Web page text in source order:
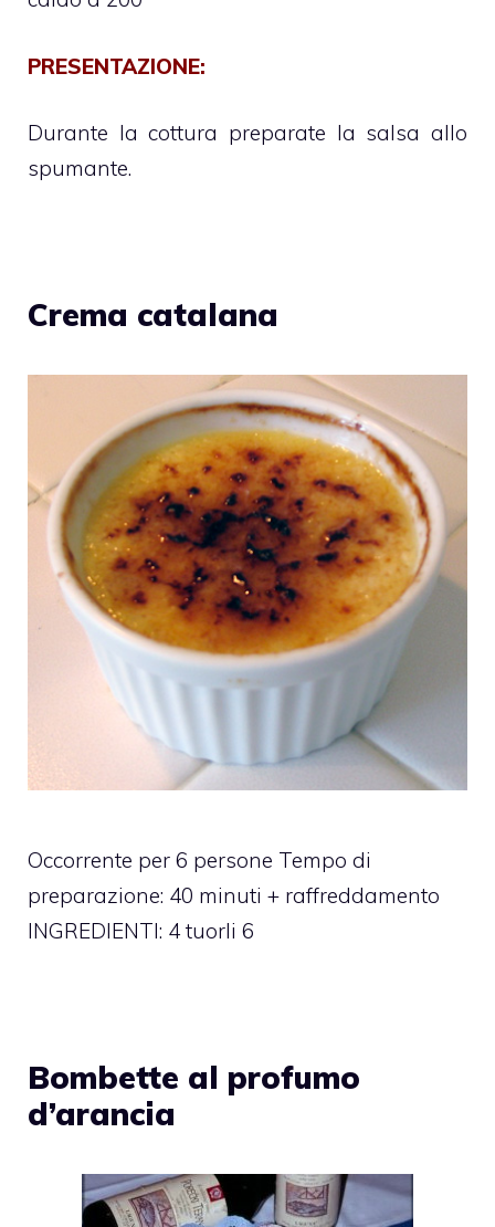
PRESENTAZIONE:
Durante la cottura preparate la salsa allo
spumante.
Crema catalana
Occorrente per 6 persone Tempo di
preparazione: 40 minuti + raffreddamento
INGREDIENTI: 4 tuorli 6
Bombette al profumo
d’arancia